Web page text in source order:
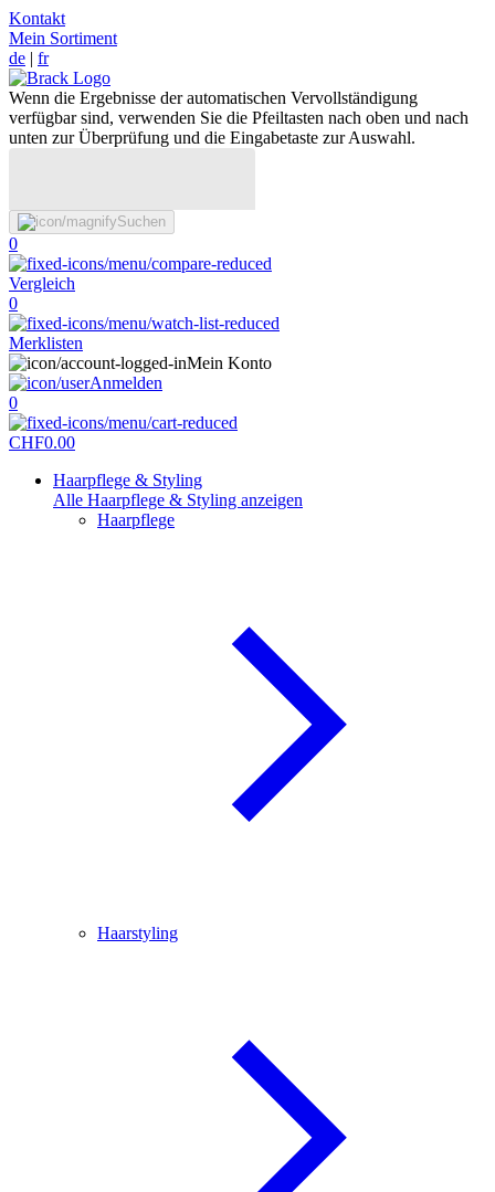
Kontakt
Mein Sortiment
de | fr
Wenn die Ergebnisse der automatischen Vervollständigung
verfügbar sind, verwenden Sie die Pfeiltasten nach oben und nach
unten zur Überprüfung und die Eingabetaste zur Auswahl.
Suchen
0
Vergleich
0
Merklisten
Mein Konto
Anmelden
0
CHF0.00
Haarpflege & Styling
Alle Haarpflege & Styling anzeigen
Haarpflege
Haarstyling